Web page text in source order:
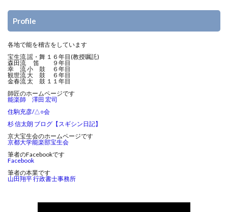
Profile
各地で能を稽古をしています
宝生流 謡・舞 １６年目(教授嘱託)
森田流 笛 ９年目
幸 流 小 鼓 ６年目
観世流 大 鼓 ６年目
金春流 太 鼓 １１年目
師匠のホームページです
能楽師 澤田 宏司
住駒充彦/△○会
杉 信太朗 ブログ【スギシン日記】
京大宝生会のホームページです
京都大学能楽部宝生会
筆者のFacebookです
Facebook
筆者の本業です
山田翔平 行政書士事務所